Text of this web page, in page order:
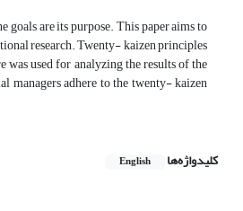
are its purpose. This paper aims to
research. Twenty- kaizen principles
used for analyzing the results of the
managers adhere to the twenty- kaizen
کلیدواژه‌ها English